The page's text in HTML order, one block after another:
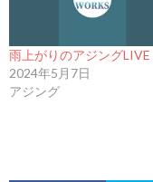
雨上がりのアジングLIVE
2024年5月7日
アジング